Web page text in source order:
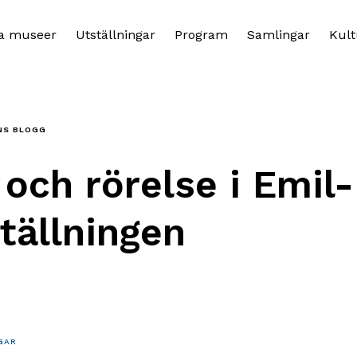
museer Utställningar Program Samlingar
BLOGG
rörelse i Emil-